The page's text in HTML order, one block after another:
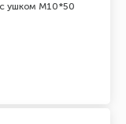
ушком М10*50